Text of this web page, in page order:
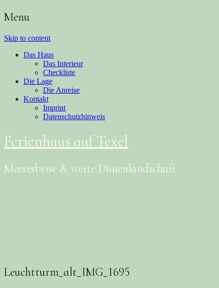
Menu
Skip to content
Das Haus
Das Interieur
Checkliste
Die Lage
Die Anreise
Kontakt
Imprint
Datenschutzhinweis
Ferienhaus auf Texel
Meeresbrise & weite Dünenlandschaft
Leuchtturm_alt_IMG_1695